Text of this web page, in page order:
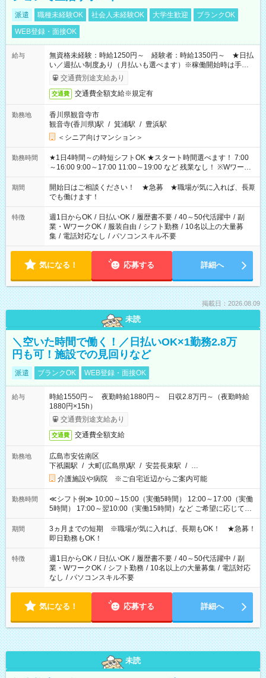
派遣 職種未経験OK 社会人未経験OK 大学生歓迎
ブランクOK
WEB登録・面接OK
給与
無資格未経験：時給1250円～ 経験者：時給1350円～ ★日払
い／週払い制度あり（月払いも選べます）※稼働開始時は手続き
完了次第のお支払いとなります。
交通費別途支給あり
交通費 交通費全額支給※規定有
勤務地
香川県観音寺市
観音寺(香川県)駅 / 箕浦駅 / 豊浜駅
＜シニア向けマンション＞
勤務時間
★1日4時間～の時短シフトOK ★スタート時間選べます！ 7:00
～16:00 9:00～17:00 11:00～19:00 など 残業なし！ ※Wワーク
の場合、他のお仕事と合わせ週40時間超の就業はご案内できま
せん ※法令に基づき、週20時間以上勤務は社会保険への加入対
象となります ※労働者派遣法（日雇い派遣の原則禁止）によ
り、短時間・短期間の就業はご案内が難しい場合があります
期間
開始日はご相談ください！ ★急募 ★職場が気に入れば、長期
でも働けます！
特徴 週1日からOK / 日払いOK / 履歴書不要 / 40～50代活躍中 / 副
業・WワークOK / 服装自由 / シフト勤務 / 10名以上の大量募
集 / 電話対応なし / パソコンスキル不要
気になる！ 応募する 詳細へ
掲載日：2026.08.09
未読
＼空いた時間で働く！／日払いOK×1勤務2.8万
円も可！施設での見回りなど
派遣 ブランクOK WEB登録・面接OK
給与
時給1550円～ 夜勤時給1880円～ 日収2.8万円～（夜勤時給
1880円×15h）
交通費別途支給あり
交通費 交通費全額支給
勤務地
広島市安佐南区
下祇園駅 / 大町(広島県)駅 / 安芸長束駅 / …
介護施設や病院 ※ご自宅近辺からご案内可能
勤務時間
≪シフト例≫ 10:00～15:00（実働5時間） 12:00～17:00（実働
5時間） 17:00～翌10:00（実働15時間）など ご希望に応じて、
働く時間は調整できます！ お気軽に担当へ相談ください！
期間
3ヵ月までの短期 ※職場が気に入れば、長期もOK！ ★急募！
即日勤務もOK！
特徴 週1日からOK / 日払いOK / 履歴書不要 / 40～50代活躍中 / 副
業・WワークOK / シフト勤務 / 10名以上の大量募集 / 電話対応
なし / パソコンスキル不要
気になる！ 応募する 詳細へ
未読